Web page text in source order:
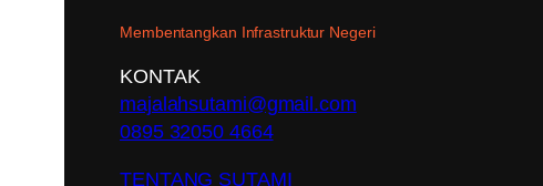
Membentangkan Infrastruktur Negeri
KONTAK
majalahsutami@gmail.com
0895 32050 4664
TENTANG SUTAMI